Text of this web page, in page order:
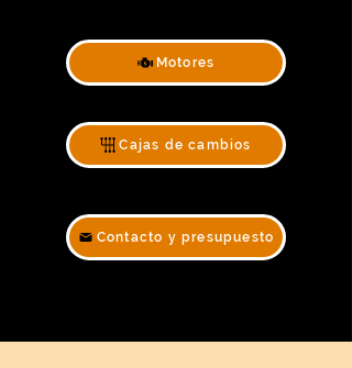
Motores
Cajas de cambios
Contacto y presupuesto